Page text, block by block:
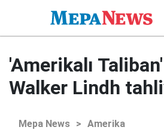
'Amerikalı
Walker Lindh
Mepa News > Amerika